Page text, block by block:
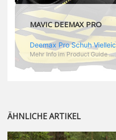
MAVIC DEEMAX PRO
Mehr Info im Product Guide ...
ÄHNLICHE ARTIKEL